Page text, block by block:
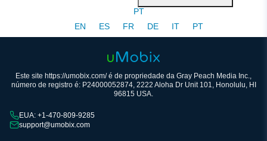
PT
EN
ES FR DE IT PT
Este site https://umobix.com/ é de propriedade da Gray Peach Media Inc.,
número de registro é: P24000052874, 2222 Aloha Dr Unit 101, Honolulu, HI
96815 USA.
EUA: +1-470-809-9285
support@umobix.com